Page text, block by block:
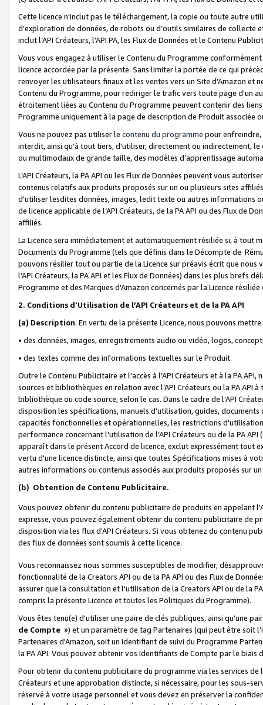
Cette licence n'inclut pas le téléchargement, la copie ou toute autre
d’exploration de données, de robots ou d’outils similaires de
inclut l’API Créateurs, l’API PA, les Flux de Données et le Contenu
Vous vous engagez à utiliser le Contenu du Programme
licence accordée par la présente. Sans limiter la portée de ce qui
renvoyer les utilisateurs finaux et les ventes vers un Site d'Amazon et
Contenu du Programme, pour rediriger le trafic vers toute page d'un
étroitement liées au Contenu du Programme peuvent contenir des
Programme uniquement à la page de description de Produit associée
Vous ne pouvez pas utiliser le contenu du programme pour
interdit, ainsi qu’à tout tiers, d’utiliser, directement ou indirectement,
ou multimodaux de grande taille, des modèles d’apprentissage
L’API Créateurs, la PA API ou les Flux de Données peuvent vous
contenus relatifs aux produits proposés sur un ou plusieurs sites
d'utiliser lesdites données, images, ledit texte ou autres informations
de licence applicable de l’API Créateurs, de la PA API ou des Flux de
affiliés.
La Licence sera immédiatement et automatiquement résiliée si, à
Documents du Programme (tels que définis dans le Décompte de
pouvons résilier tout ou partie de la Licence sur préavis écrit que
l’API Créateurs, la PA API et les Flux de Données) dans les plus
Programme et des Marques d'Amazon concernés par la Licence
2. Conditions d'Utilisation de l’API Créateurs et de la PA API
(a) Description. En vertu de la présente Licence, nous pouvons
• des données, images, enregistrements audio ou vidéo, logos,
• des textes comme des informations textuelles sur le Produit.
Outre le Contenu Publicitaire et l'accès à l’API Créateurs et à la PA
sources et bibliothèques en relation avec l’API Créateurs ou la PA
bibliothèque ou code source, selon le cas. Dans le cadre de l’API
disposition les spécifications, manuels d'utilisation, guides,
capacités fonctionnelles et opérationnelles, les restrictions
performance concernant l'utilisation de l’API Créateurs ou de la PA
apparaît dans le présent Accord de licence, exclut expressément tout
vertu d'une licence distincte, ainsi que toutes Spécifications mises à
autres informations ou contenus associés aux produits proposés sur
(b) Obtention de Contenu Publicitaire.
Vous pouvez obtenir du contenu publicitaire de produits en appelant
expresse, vous pouvez également obtenir du contenu publicitaire de
disposition via les flux d'API Créateurs. Si vous obtenez du contenu
des flux de données sont soumis à cette licence.
Vous reconnaissez nous sommes susceptibles de modifier,
fonctionnalité de la Creators API ou de la PA API ou des Flux de
assurer que la consultation et l'utilisation de la Creators API ou de la
compris la présente Licence et toutes les Politiques du Programme).
Vous êtes tenu(e) d'utiliser une paire de clés publiques, ainsi qu'une
de Compte ») et un paramètre de tag Partenaires (qui peut être soit
Partenaires d'Amazon, soit un identifiant de suivi du Programme
la PA API. Vous pouvez obtenir vos Identifiants de Compte par le biais
Pour obtenir du contenu publicitaire du programme via les services
Créateurs et une approbation distincte, si nécessaire, pour les sous-
réservé à votre usage personnel et vous devez en préserver la